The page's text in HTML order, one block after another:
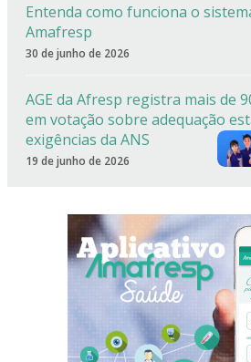
Entenda como funciona o
Amafresp
30 de junho de 2026
AGE da Afresp registra mais de
em votação sobre adequação
exigências da ANS
19 de junho de 2026